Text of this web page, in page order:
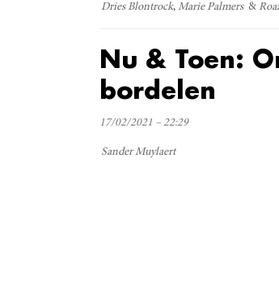
Dries Blontrock Marie Palmers
Nu & Toen:
bordelen
17/02/2021 – 22:29
Sander Muylaert